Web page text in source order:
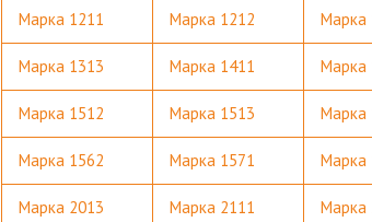
Марка 1211 Марка 1212 Марка
Марка 1313 Марка 1411 Марка
Марка 1512 Марка 1513 Марка
Марка 1562 Марка 1571 Марка
Марка 2013 Марка 2111 Марка